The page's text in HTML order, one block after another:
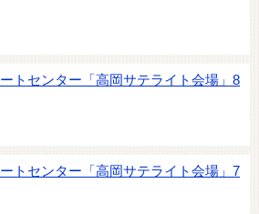
トセンター「高岡サテライト会場」8
トセンター「高岡サテライト会場」7